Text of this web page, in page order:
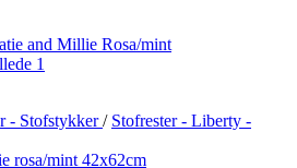
- Stofstykker/ Stofrester - Liberty -